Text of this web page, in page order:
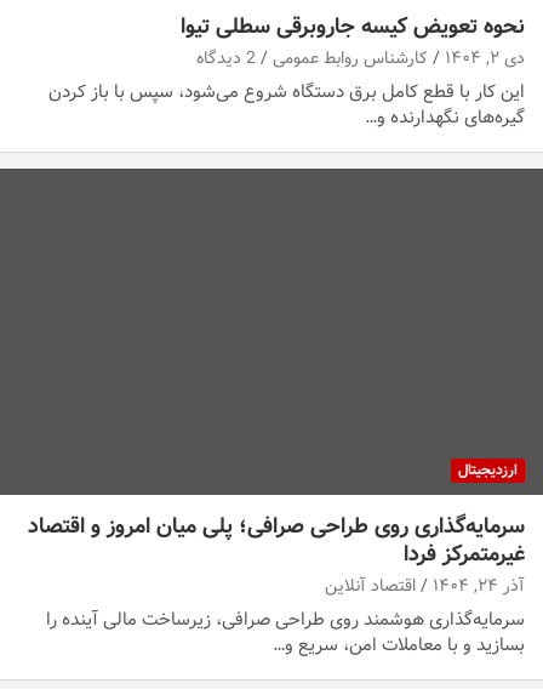
نحوه تعویض کیسه جاروبرقی سطلی تیوا
دی ۲, ۱۴۰۴ کارشناس روابط عمومی 2 دیدگاه
این کار با قطع کامل برق دستگاه شروع می‌شود، سپس با باز کردن
گیره‌های نگهدارنده و…
ارزدیجیتال
سرمایه‌گذاری روی طراحی صرافی؛ پلی میان امروز و اقتصاد
غیرمتمرکز فردا
آذر ۲۴, ۱۴۰۴ اقتصاد آنلاین
سرمایه‌گذاری هوشمند روی طراحی صرافی، زیرساخت مالی آینده را
بسازید و با معاملات امن، سریع و…